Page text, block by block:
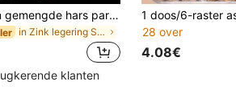
12 vakken gemengde hars parel strik, hart, mini bloem decoraties, DIY nagelkunst accessoires, schattige & veelzijdige nagelsieraden nagelcharms
in Zink legering Strass-steentjes en decoraties
klanten
28 over
4.08€